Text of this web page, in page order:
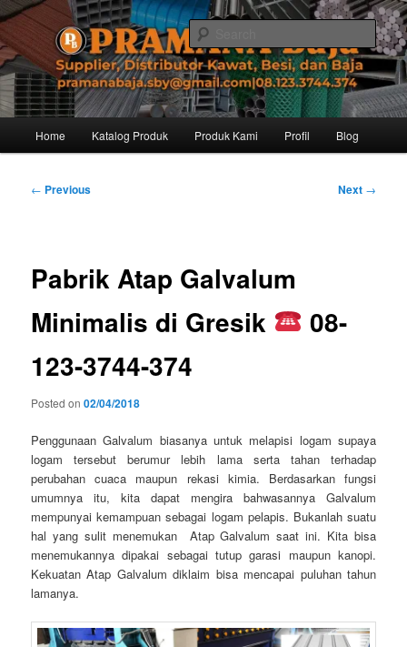
Skip
to
primary
contentPramana Baja Distributor Baja Besi
Kawat – 08.123.3744.374
Distributor dari Pabrik Besi Baja, Supplier Besi Baja, Jual besi beton. Info
dan Pemesanan hub. Ibu Rinanti 08.123.3744.374. Dgn harga yg kompetitif,
Amanah, dan pelayanan yg ramah, kami siap melayani segala kebutuhan
besi anda.
Home Katalog Produk Produk Kami Profil Blog
Post
← Previous Next →
Pabrik Atap Galvalum
Minimalis di Gresik
08-
123-3744-374
Posted on02/04/2018
Penggunaan Galvalum biasanya untuk melapisi logam supaya
logam tersebut berumur lebih lama serta tahan terhadap
perubahan cuaca maupun rekasi kimia. Berdasarkan fungsi
umumnya itu, kita dapat mengira bahwasannya Galvalum
mempunyai kemampuan sebagai logam pelapis. Bukanlah suatu
hal yang sulit menemukan Atap Galvalum saat ini. Kita bisa
menemukannya dipakai sebagai tutup garasi maupun kanopi.
Kekuatan Atap Galvalum diklaim bisa mencapai puluhan tahun
lamanya.